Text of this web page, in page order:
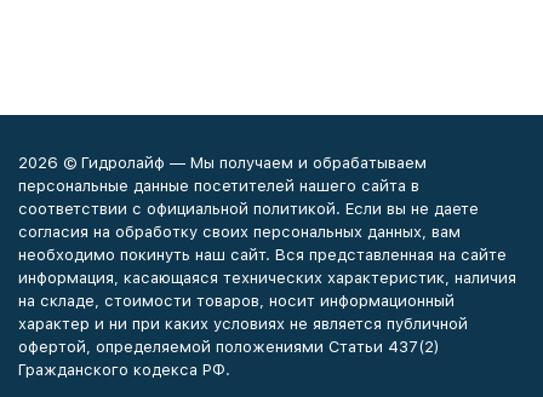
2026 © Гидролайф — Мы получаем и обрабатываем
персональные данные посетителей нашего сайта в
соответствии с официальной политикой. Если вы не даете
согласия на обработку своих персональных данных, вам
необходимо покинуть наш сайт. Вся представленная на сайте
информация, касающаяся технических характеристик, наличия
на складе, стоимости товаров, носит информационный
характер и ни при каких условиях не является публичной
офертой, определяемой положениями Статьи 437(2)
Гражданского кодекса РФ.